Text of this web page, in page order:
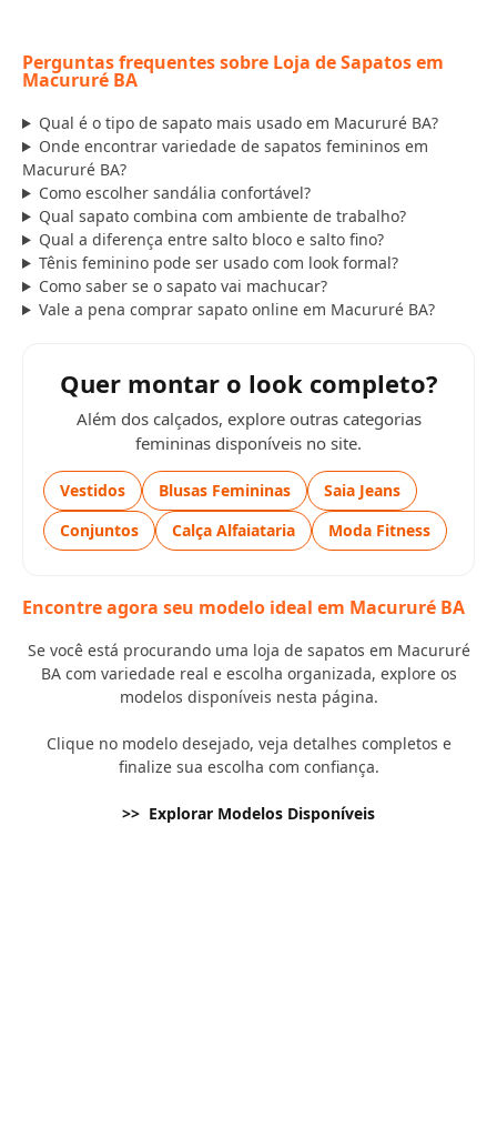
Perguntas frequentes sobre Loja de Sapatos em
Macururé BA
Qual é o tipo de sapato mais usado em Macururé BA?
Onde encontrar variedade de sapatos femininos em
Macururé BA?
Como escolher sandália confortável?
Qual sapato combina com ambiente de trabalho?
Qual a diferença entre salto bloco e salto fino?
Tênis feminino pode ser usado com look formal?
Como saber se o sapato vai machucar?
Vale a pena comprar sapato online em Macururé BA?
Quer montar o look completo?
Além dos calçados, explore outras categorias
femininas disponíveis no site.
Vestidos Blusas Femininas
Saia Jeans
Conjuntos
Calça Alfaiataria Moda Fitness
Encontre agora seu modelo ideal em Macururé BA
Se você está procurando uma loja de sapatos em Macururé
BA com variedade real e escolha organizada, explore os
modelos disponíveis nesta página.
Clique no modelo desejado, veja detalhes completos e
finalize sua escolha com confiança.
>> Explorar Modelos Disponíveis